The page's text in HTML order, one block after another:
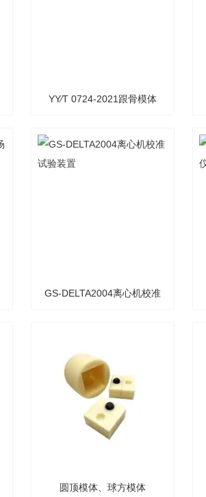
YY∕T 0724-2021跟骨模体
GS-DELTA2004离心机校准
圆顶模体、球方模体